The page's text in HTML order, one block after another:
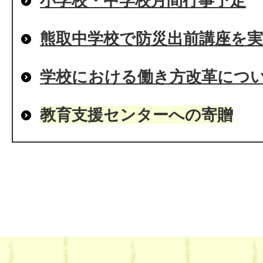
熊取中学校で防災出前講座を
学校における働き方改革につ
教育支援センターへの寄贈